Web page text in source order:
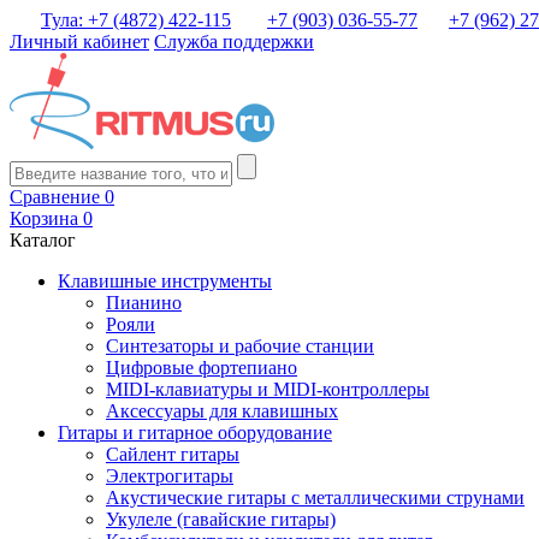
Тула: +7 (4872) 422-115 +7 (903) 036-55-77
+7 (962)
Личный кабинет Служба поддержки
Сравнение 0
Корзина 0
Каталог
Клавишные инструменты
Пианино
Рояли
Синтезаторы и рабочие станции
Цифровые фортепиано
MIDI-клавиатуры и MIDI-контроллеры
Аксессуары для клавишных
Гитары и гитарное оборудование
Сайлент гитары
Электрогитары
Акустические гитары с металлическими струнами
Укулеле (гавайские гитары)